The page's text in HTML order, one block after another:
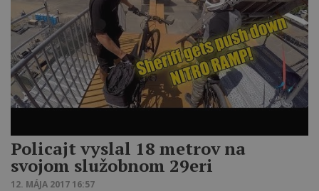
Policajt vyslal 18 metrov na
svojom služobnom 29eri
12. MÁJA 2017 16:57